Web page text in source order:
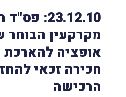
23.12.10:
מקרקעין
אופציה
חכירה זכאי
הרכישה